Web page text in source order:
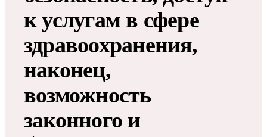
к услугам в сфере
здравоохранения,
наконец,
возможность
законного и